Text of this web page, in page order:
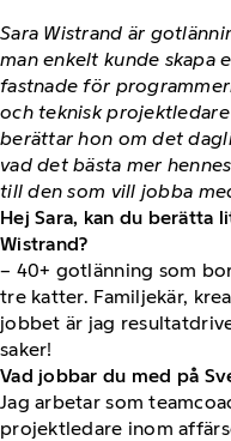
Sara Wistrand är
man enkelt kunde skapa
fastnade för
och teknisk
berättar hon om det
vad det bästa mer
till den som vill jobba
Hej Sara, kan du berätta
Wistrand?
– 40+ gotlänning som
tre katter. Familjekär,
jobbet är jag
saker!
Vad jobbar du med på
Jag arbetar som
projektledare inom